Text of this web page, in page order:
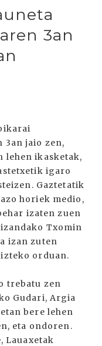
3an
3an jaio zen,
lehen ikasketak,
igaro
Gaztetatik
horiek medio,
izaten zuen
Txomin
izan zuten
orduan.
trebatu zen
Gudari, Argia
bere lehen
eta ondoren.
Lauaxetak